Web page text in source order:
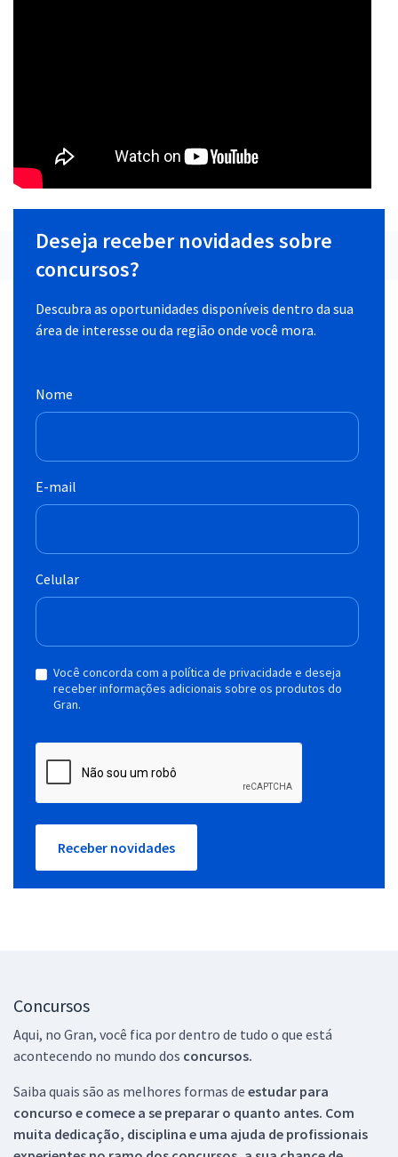
Deseja receber novidades sobre
concursos?
Descubra as oportunidades disponíveis dentro da sua
área de interesse ou da região onde você mora.
Nome
E-mail
Celular
Você concorda com a política de privacidade e deseja
receber informações adicionais sobre os produtos do
Gran.
Receber novidades
Concursos
Aqui, no Gran, você fica por dentro de tudo o que está
acontecendo no mundo dos concursos.
Saiba quais são as melhores formas de estudar para
concurso e comece a se preparar o quanto antes. Com
muita dedicação, disciplina e uma ajuda de profissionais